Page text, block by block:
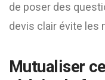
de poser des
devis clair évite les
Mutualiser